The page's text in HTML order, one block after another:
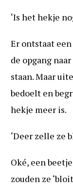
‘Is het hekje
Er ontstaat
de opgang
staan. Maar
bedoelt en
hekje meer is.
‘Deer zelle ze
Oké, een
zouden ze